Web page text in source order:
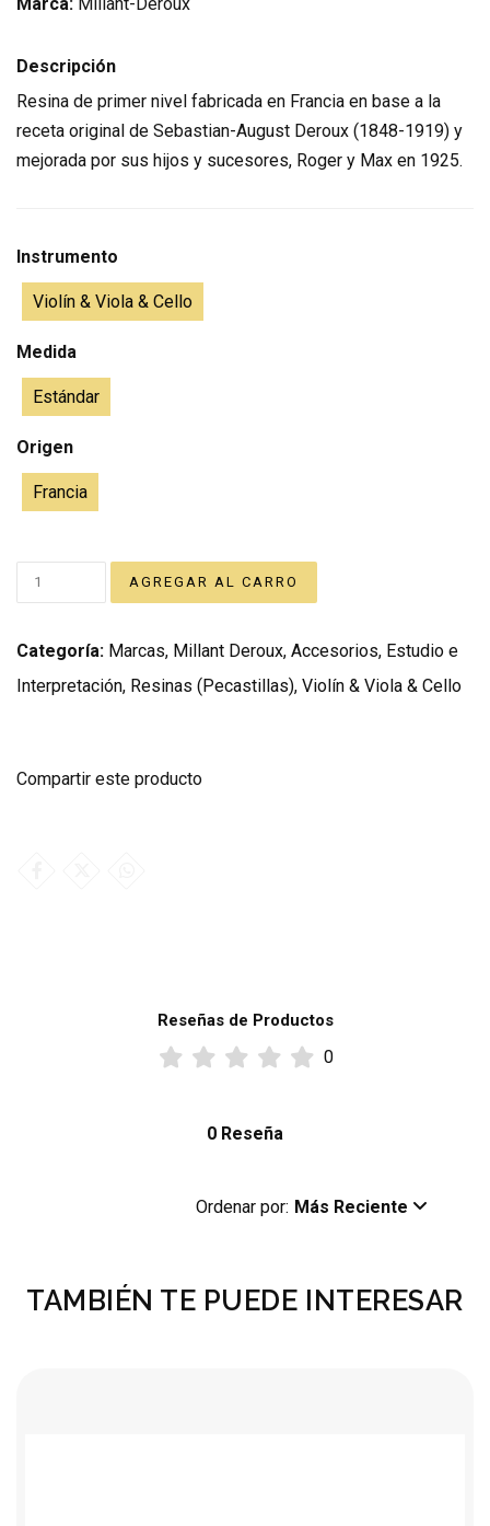
Descripción
Resina de primer nivel fabricada en Francia en base a la
receta original de Sebastian-August Deroux (1848-1919) y
mejorada por sus hijos y sucesores, Roger y Max en 1925.
Instrumento
Violín & Viola & Cello
Medida
Estándar
Origen
Francia
Categoría: Marcas, Millant Deroux, Accesorios, Estudio e
Interpretación, Resinas (Pecastillas), Violín & Viola & Cello
Compartir este producto
Reseñas de Productos
0
0 Reseña
Ordenar por: Más Reciente
TAMBIÉN TE PUEDE INTERESAR